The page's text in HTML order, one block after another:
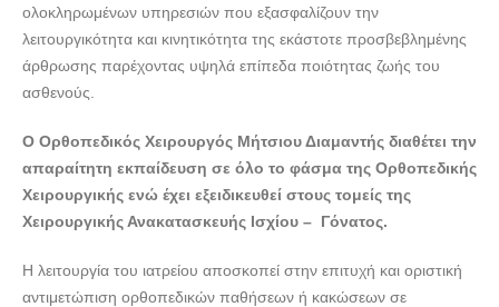
ολοκληρωμένων υπηρεσιών που εξασφαλίζουν την
λειτουργικότητα και κινητικότητα της εκάστοτε προσβεβλημένης
άρθρωσης παρέχοντας υψηλά επίπεδα ποιότητας ζωής του
ασθενούς.
Ο Ορθοπεδικός Χειρουργός Μήτσιου Διαμαντής διαθέτει την
απαραίτητη εκπαίδευση σε όλο το φάσμα της Ορθοπεδικής
Χειρουργικής ενώ έχει εξειδικευθεί στους τομείς της
Χειρουργικής Ανακατασκευής Ισχίου – Γόνατος.
Η λειτουργία του ιατρείου αποσκοπεί στην επιτυχή και οριστική
αντιμετώπιση ορθοπεδικών παθήσεων ή κακώσεων σε